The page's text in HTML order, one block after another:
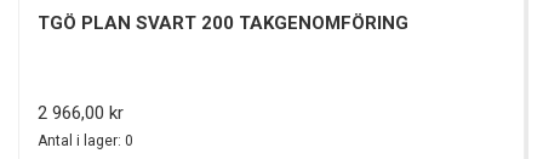
TGÖ PLAN SVART 200 TAKGENOMFÖRING
Pris
2 966,00 kr
Antal i lager: 0